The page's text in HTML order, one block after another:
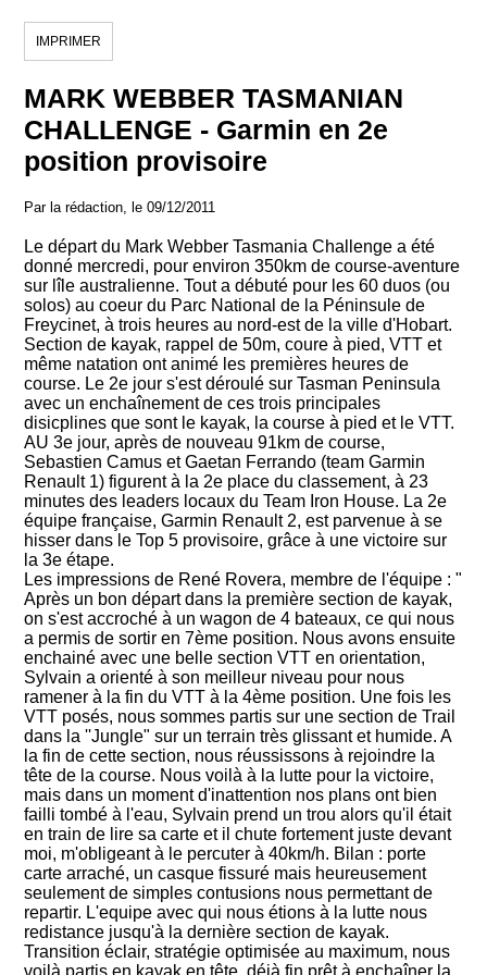
IMPRIMER
MARK WEBBER TASMANIAN
CHALLENGE - Garmin en 2e
position provisoire
Par la rédaction, le 09/12/2011
Le départ du Mark Webber Tasmania Challenge a été
donné mercredi, pour environ 350km de course-aventure
sur lîle australienne. Tout a débuté pour les 60 duos (ou
solos) au coeur du Parc National de la Péninsule de
Freycinet, à trois heures au nord-est de la ville d'Hobart.
Section de kayak, rappel de 50m, coure à pied, VTT et
même natation ont animé les premières heures de
course. Le 2e jour s'est déroulé sur Tasman Peninsula
avec un enchaînement de ces trois principales
disicplines que sont le kayak, la course à pied et le VTT.
AU 3e jour, après de nouveau 91km de course,
Sebastien Camus et Gaetan Ferrando (team Garmin
Renault 1) figurent à la 2e place du classement, à 23
minutes des leaders locaux du Team Iron House. La 2e
équipe française, Garmin Renault 2, est parvenue à se
hisser dans le Top 5 provisoire, grâce à une victoire sur
la 3e étape.
Les impressions de René Rovera, membre de l'équipe : "
Après un bon départ dans la première section de kayak,
on s'est accroché à un wagon de 4 bateaux, ce qui nous
a permis de sortir en 7ème position. Nous avons ensuite
enchainé avec une belle section VTT en orientation,
Sylvain a orienté à son meilleur niveau pour nous
ramener à la fin du VTT à la 4ème position. Une fois les
VTT posés, nous sommes partis sur une section de Trail
dans la ''Jungle" sur un terrain très glissant et humide. A
la fin de cette section, nous réussissons à rejoindre la
tête de la course. Nous voilà à la lutte pour la victoire,
mais dans un moment d'inattention nos plans ont bien
failli tombé à l'eau, Sylvain prend un trou alors qu'il était
en train de lire sa carte et il chute fortement juste devant
moi, m'obligeant à le percuter à 40km/h. Bilan : porte
carte arraché, un casque fissuré mais heureusement
seulement de simples contusions nous permettant de
repartir. L'equipe avec qui nous étions à la lutte nous
redistance jusqu'à la dernière section de kayak.
Transition éclair, stratégie optimisée au maximum, nous
voilà partis en kayak en tête, déjà fin prêt à enchaîner la